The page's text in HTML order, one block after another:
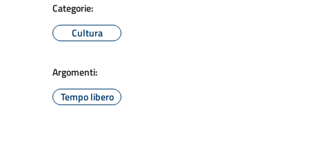
Categorie:
Cultura
Argomenti:
Tempo libero